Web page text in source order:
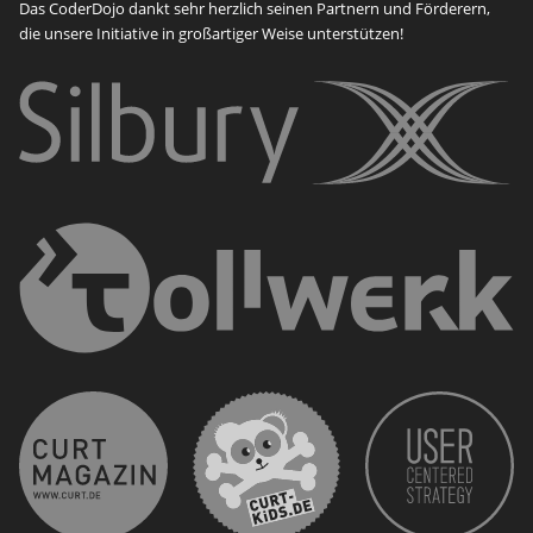
Das CoderDojo dankt sehr herzlich seinen Partnern und Förderern,
die unsere Initiative in großartiger Weise unterstützen!